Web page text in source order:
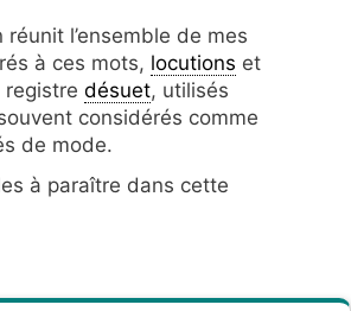
l’ensemble de mes
à ces mots, locutions et
registre désuet, utilisés
considérés comme
de mode.
à paraître dans cette